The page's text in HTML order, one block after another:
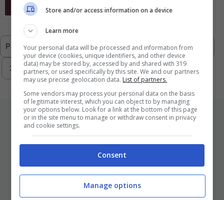
Leggi Tutto
Previous 1 … 216 217 218
220 … 293 Next
ULTIMI ARTICOLI
Store and/or access information on a device
Learn more
Your personal data will be processed and information from
your device (cookies, unique identifiers, and other device
data) may be stored by, accessed by and shared with 319
partners, or used specifically by this site. We and our partners
may use precise geolocation data. List of partners.
Some vendors may process your personal data on the basis
of legitimate interest, which you can object to by managing
your options below. Look for a link at the bottom of this page
or in the site menu to manage or withdraw consent in privacy
and cookie settings.
Consent
Manage options